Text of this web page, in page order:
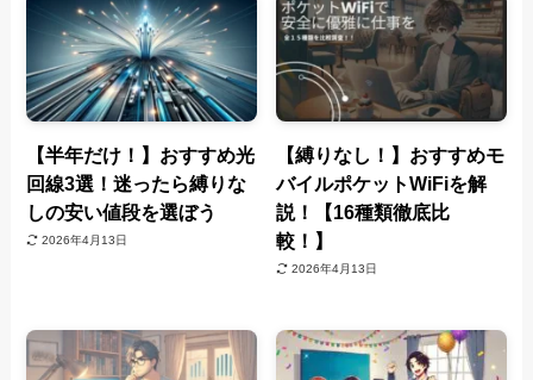
【半年だけ！】おすすめ光
回線3選！迷ったら縛りな
しの安い値段を選ぼう
2026年4月13日
【縛りなし！】おすすめモ
バイルポケットWiFiを解
説！【16種類徹底比
較！】
2026年4月13日